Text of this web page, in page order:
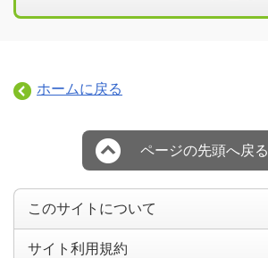
ホームに戻る
ページの先頭へ戻る
このサイトについて
サイト利用規約